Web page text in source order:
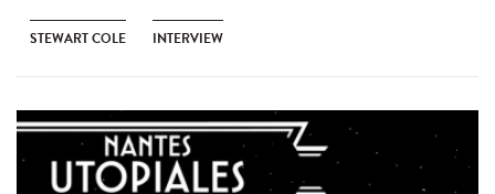
STEWART COLE INTERVIEW